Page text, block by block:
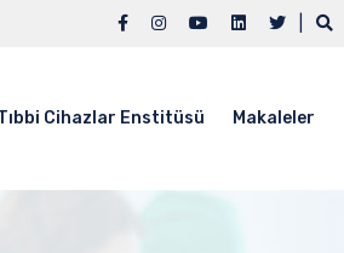
Cihazlar Enstitüsü Makaleler